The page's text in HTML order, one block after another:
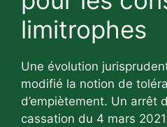
limitrophes
Une évolution
modifié la notion de
d’empiètement. Un arrêt
cassation du 4 mars